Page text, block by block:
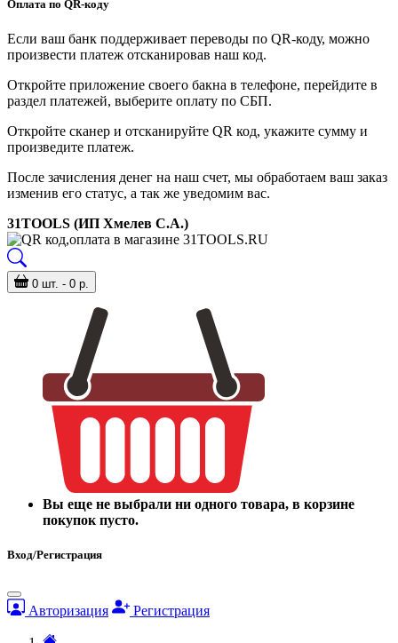
Оплата по QR-коду
Если ваш банк поддерживает переводы по QR-коду, можно
произвести платеж отсканировав наш код.
Откройте приложение своего бакна в телефоне, перейдите в
раздел платежей, выберите оплату по СБП.
Откройте сканер и отсканируйте QR код, укажите сумму и
произведите платеж.
После зачисления денег на наш счет, мы обработаем ваш заказ
изменив его статус, а так же уведомим вас.
31TOOLS (ИП Хмелев С.А.)
0 шт. - 0 р.
Вы еще не выбрали ни одного товара, в корзине
покупок пусто.
Вход/Регистрация
Авторизация Регистрация